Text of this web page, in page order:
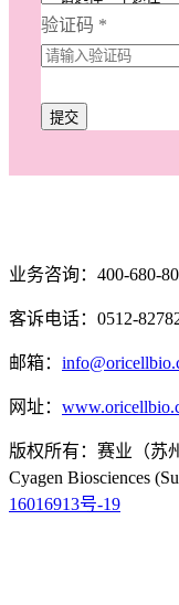
验证码 *
提交
业务咨询：400-680-
客诉电话：0512-
邮箱：
网址：
版权所有：赛业（苏
Cyagen Biosciences
16016913号-19